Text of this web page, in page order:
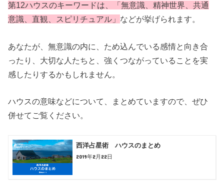
第12ハウスのキーワードは、「無意識、精神世界、共通
意識、直観、スピリチュアル」 などが挙げられます。
あなたが、無意識の内に、ため込んでいる感情と向き合
ったり、大切な人たちと、強くつながっていることを実
感したりするかもしれません。
ハウスの意味などについて、まとめていますので、ぜひ
併せてご覧ください。
西洋占星術 ハウスのまとめ
2019年2月22日